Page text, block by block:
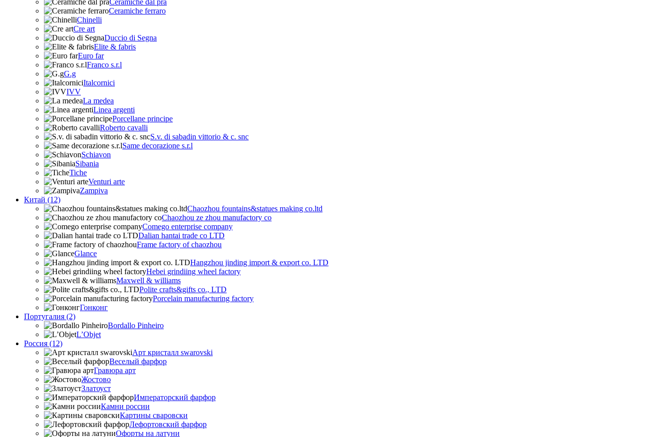
Ceramiche dal pra
Ceramiche ferraro
Chinelli
Cre art
Duccio di Segna
Elite & fabris
Euro far
Franco s.r.l
G.g
Italcornici
IVV
La medea
Linea argenti
Porcellane principe
Roberto cavalli
S.v. di sabadin vittorio & c. snc
Same decorazione s.r.l
Schiavon
Sibania
Tiche
Venturi arte
Zampiva
Китай (12)
Chaozhou fountains&statues making co.ltd
Chaozhou ze zhou manufactory co
Comego enterprise company
Dalian hantai trade co LTD
Frame factory of chaozhou
Glance
Hangzhou jinding import & export co. LTD
Hebei grindiing wheel factory
Maxwell & williams
Polite crafts&gifts co., LTD
Porcelain manufacturing factory
Гонконг
Португалия (2)
Bordallo Pinheiro
L’Objet
Россия (12)
Арт кристалл swarovski
Веселый фарфор
Гравюра арт
Жостово
Златоуст
Императорский фарфор
Камни россии
Картины сваровски
Лефортовский фарфор
Офорты на латуни